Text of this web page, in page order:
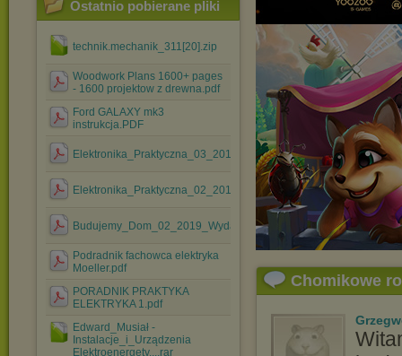
Ostatnio pobierane pliki
technik.mechanik_311[20].zip
Woodwork Plans 1600+ pages
- 1600 projektow z drewna.pdf
Ford GALAXY mk3
instrukcja.PDF
Elektronika_Praktyczna_03_2018.pdf
Elektronika_Praktyczna_02_2018.pdf
Budujemy_Dom_02_2019_Wydanie_Specjalne.pdf
Podradnik fachowca elektryka
Moeller.pdf
PORADNIK PRAKTYKA
ELEKTRYKA 1.pdf
Edward_Musiał -
Instalacje_i_Urządzenia
Elektroenergety....rar
Chomikowe